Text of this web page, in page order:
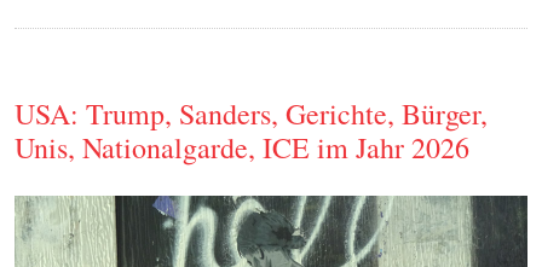
USA: Trump, Sanders, Gerichte, Bürger,
Unis, Nationalgarde, ICE im Jahr 2026